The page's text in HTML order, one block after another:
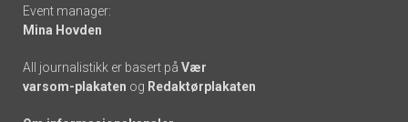
Event manager:
Mina Hovden
All journalistikk er basert på Vær
varsom-plakaten og Redaktørplakaten